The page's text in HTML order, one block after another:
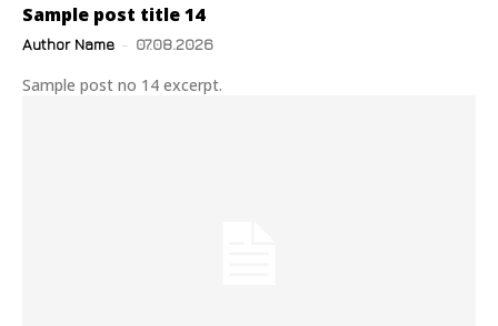
Sample post title 14
Author Name - 07.08.2026
Sample post no 14 excerpt.